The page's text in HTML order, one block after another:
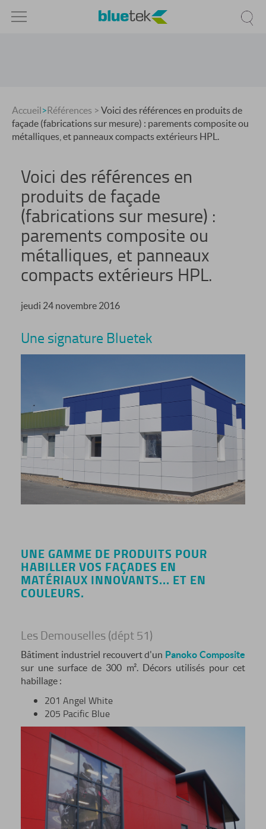
Accueil>Références > Voici des références en produits de
façade (fabrications sur mesure) : parements composite ou
métalliques, et panneaux compacts extérieurs HPL.
Voici des références en
produits de façade
(fabrications sur mesure) :
parements composite ou
métalliques, et panneaux
compacts extérieurs HPL.
jeudi 24 novembre 2016
Une signature Bluetek
UNE GAMME DE PRODUITS POUR
HABILLER VOS FAÇADES EN
MATÉRIAUX INNOVANTS... ET EN
COULEURS.
Les Demouselles (dépt 51)
Bâtiment industriel recouvert d'un Panoko Composite
sur une surface de 300 m². Décors utilisés pour cet
habillage :
201 Angel White
205 Pacific Blue